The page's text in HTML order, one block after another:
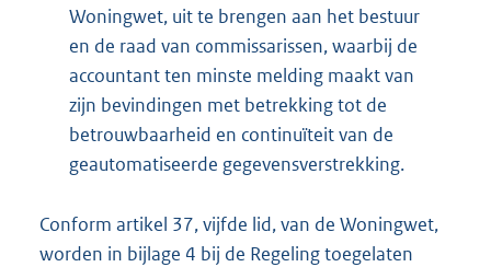
Woningwet, uit te brengen aan het bestuur
en de raad van commissarissen, waarbij de
accountant ten minste melding maakt van
zijn bevindingen met betrekking tot de
betrouwbaarheid en continuïteit van de
geautomatiseerde gegevensverstrekking.
Conform artikel 37, vijfde lid, van de Woningwet,
worden in bijlage 4 bij de Regeling toegelaten